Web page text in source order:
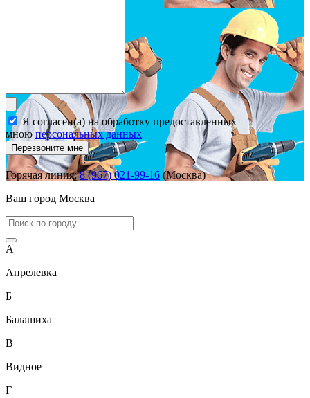
Я согласен(а) на обработку предоставленных
мною персональных данных
Перезвоните мне
Горячая линия:8 (967) 021-99-16 (Москва)
Ваш город Москва
А
Апрелевка
Б
Балашиха
В
Видное
Г